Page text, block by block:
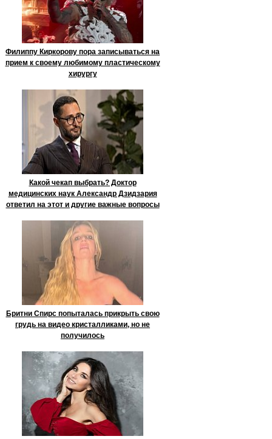
Филиппу Киркорову пора записываться на
прием к своему любимому пластическому
хирургу
Какой чекап выбрать? Доктор
медицинских наук Александр Дзидзария
ответил на этот и другие важные вопросы
Бритни Спирс попыталась прикрыть свою
грудь на видео кристалликами, но не
получилось